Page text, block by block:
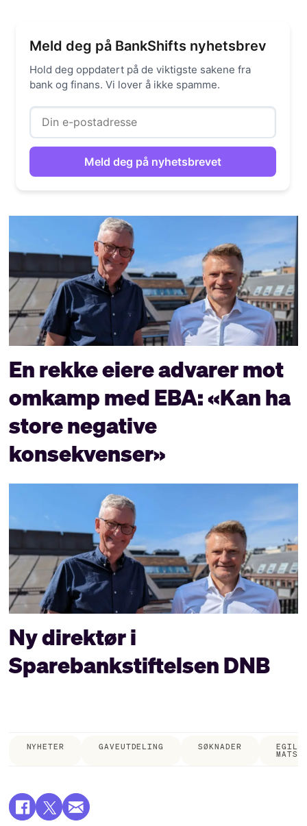
Meld deg på BankShifts nyhetsbrev
Hold deg oppdatert på de viktigste sakene fra
bank og finans. Vi lover å ikke spamme.
En rekke eiere advarer mot
omkamp med EBA: «Kan ha
store negative
konsekvenser»
Ny direktør i
Sparebankstiftelsen DNB
NYHETER GAVEUTDELING SØKNADER EGIL